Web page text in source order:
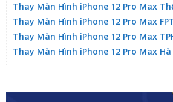
Thay Màn Hình iPhone 12 Pro Max
Thay Màn Hình iPhone 12 Pro Max
Thay Màn Hình iPhone 12 Pro Max
Thay Màn Hình iPhone 12 Pro Max